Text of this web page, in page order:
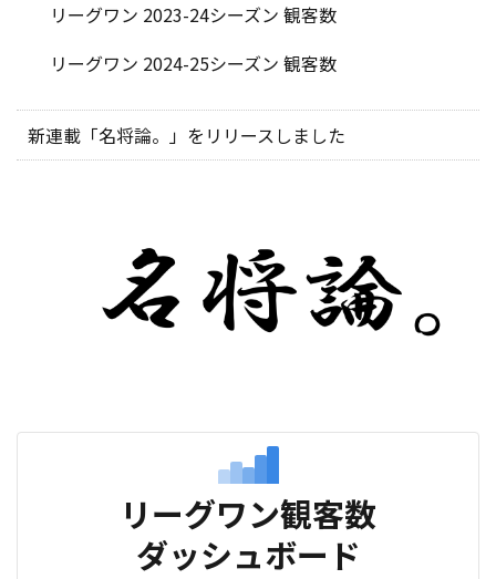
リーグワン 2023-24シーズン 観客数
リーグワン 2024-25シーズン 観客数
新連載「名将論。」をリリースしました
リーグワン観客数
ダッシュボード